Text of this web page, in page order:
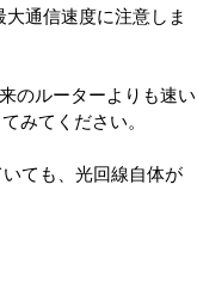
通信速度に注意しま
のルーターよりも速い
みてください。
ても、光回線自体が